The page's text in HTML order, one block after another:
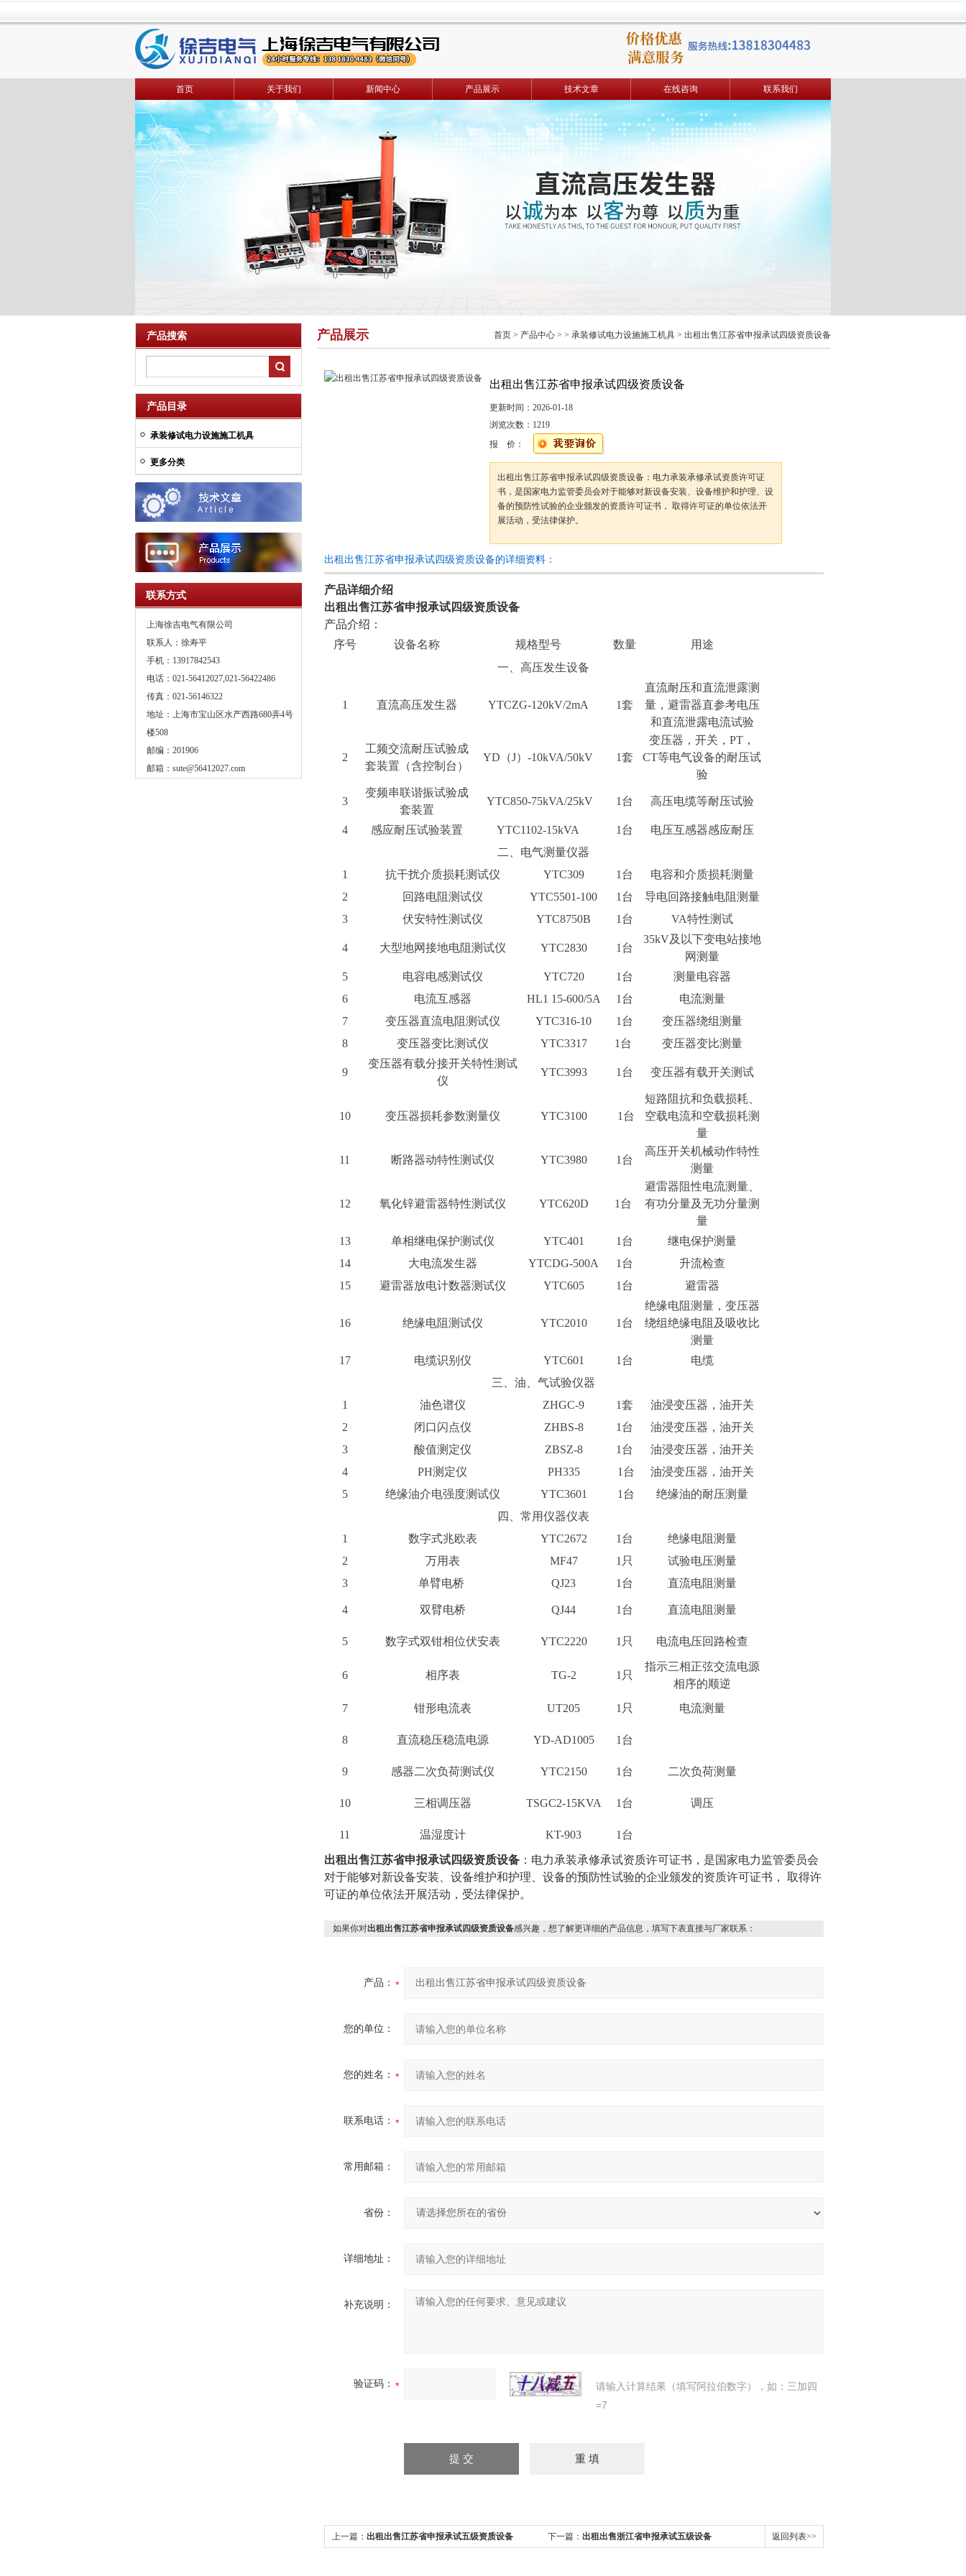
首页 关于我们 新闻中心 产品展示 技术文章 在线咨询 联系我们
产品搜索
产品目录
承装修试电力设施施工机具
更多分类
联系方式
上海徐吉电气有限公司
联系人：徐寿平
手机：13917842543
电话：021-56412027,021-56422486
传真：021-56146322
地址：上海市宝山区水产西路680弄4号
楼508
邮编：201906
邮箱： sute@56412027.com
产品展示 首页 > 产品中心 > > 承装修试电力设施施工机具 > 出租出售江苏省申报承试四级资质设备
出租出售江苏省申报承试四级资质设备
更新时间： 2026-01-18
浏览次数： 1219
报 价：
出租出售江苏省申报承试四级资质设备：电力承装承修承试资质许可证
书，是国家电力监管委员会对于能够对新设备安装、设备维护和护理、设
备的预防性试验的企业颁发的资质许可证书， 取得许可证的单位依法开
展活动，受法律保护。
出租出售江苏省申报承试四级资质设备的详细资料：
产品详细介绍
出租出售江苏省申报承试四级资质设备
产品介绍：
序号
设备名称 规格型号 数量
用途
一、高压发生设备
1 直流高压发生器 YTCZG-120kV/2mA 1套
直流耐压和直流泄露测
量，避雷器直参考电压
和直流泄露电流试验
2
工频交流耐压试验成
套装置（含控制台）
YD（J）-10kVA/50kV 1套
变压器，开关，PT，
CT等电气设备的耐压试
验
3
变频串联谐振试验成
套装置
YTC850-75kVA/25kV 1台 高压电缆等耐压试验
4 感应耐压试验装置 YTC1102-15kVA 1台
电压互感器感应耐压
二、电气测量仪器
1
抗干扰介质损耗测试仪 YTC309 1台
电容和介质损耗测量
2
回路电阻测试仪 YTC5501-100 1台
导电回路接触电阻测量
3
伏安特性测试仪 YTC8750B 1台 VA特性测试
4 大型地网接地电阻测试仪 YTC2830 1台
35kV及以下变电站接地
网测量
5
电容电感测试仪 YTC720 1台
测量电容器
6
电流互感器 HL1 15-600/5A 1台
电流测量
7
变压器直流电阻测试仪 YTC316-10 1台
变压器绕组测量
8
变压器变比测试仪 YTC3317 1台 变压器变比测量
9
变压器有载分接开关特性测试
仪
YTC3993 1台 变压器有载开关测试
10 变压器损耗参数测量仪 YTC3100 1台
短路阻抗和负载损耗、
空载电流和空载损耗测
量
11 断路器动特性测试仪 YTC3980 1台
高压开关机械动作特性
测量
12 氧化锌避雷器特性测试仪 YTC620D 1台
避雷器阻性电流测量、
有功分量及无功分量测
量
13
单相继电保护测试仪 YTC401 1台
继电保护测量
14
大电流发生器 YTCDG-500A 1台
升流检查
15
避雷器放电计数器测试仪 YTC605 1台 避雷器
16 绝缘电阻测试仪 YTC2010 1台
绝缘电阻测量，变压器
绕组绝缘电阻及吸收比
测量
17
电缆识别仪 YTC601 1台
电缆
三、油、气试验仪器
1
油色谱仪 ZHGC-9 1套
油浸变压器，油开关
2
闭口闪点仪 ZHBS-8 1台
油浸变压器，油开关
3
酸值测定仪 ZBSZ-8 1台
油浸变压器，油开关
4
PH测定仪 PH335 1台
油浸变压器，油开关
5
绝缘油介电强度测试仪 YTC3601 1台
绝缘油的耐压测量
四、常用仪器仪表
1
数字式兆欧表 YTC2672 1台
绝缘电阻测量
2
万用表 MF47 1只
试验电压测量
3
单臂电桥 QJ23 1台 直流电阻测量
4 双臂电桥 QJ44 1台 直流电阻测量
5 数字式双钳相位伏安表 YTC2220 1只 电流电压回路检查
6 相序表 TG-2 1只
指示三相正弦交流电源
相序的顺逆
7
钳形电流表 UT205 1只 电流测量
8 直流稳压稳流电源 YD-AD1005 1台
9 感器二次负荷测试仪 YTC2150 1台 二次负荷测量
10 三相调压器 TSGC2-15KVA 1台 调压
11 温湿度计 KT-903 1台
出租出售江苏省申报承试四级资质设备 ：电力承装承修承试资质许可证书，是国家电力监管委员会
对于能够对新设备安装、设备维护和护理、设备的预防性试验的企业颁发的资质许可证书， 取得许
可证的单位依法开展活动，受法律保护。
如果你对出租出售江苏省申报承试四级资质设备感兴趣，想了解更详细的产品信息，填写下表直接与厂家联系：
产品：
您的单位：
您的姓名：
联系电话：
常用邮箱：
省份：
详细地址：
补充说明：
验证码：
请输入计算结果（填写阿拉伯数字），如：三加四
=7
上一篇： 出租出售江苏省申报承试五级资质设备 下一篇： 出租出售浙江省申报承试五级设备 返回列表>>